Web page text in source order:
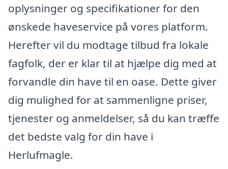
oplysninger og specifikationer for den
ønskede haveservice på vores platform.
Herefter vil du modtage tilbud fra lokale
fagfolk, der er klar til at hjælpe dig med at
forvandle din have til en oase. Dette giver
dig mulighed for at sammenligne priser,
tjenester og anmeldelser, så du kan træffe
det bedste valg for din have i
Herlufmagle.